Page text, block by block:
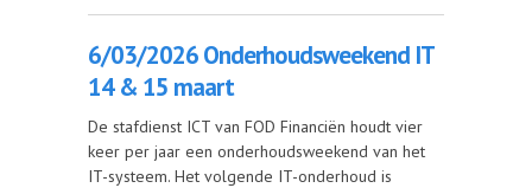
6/03/2026 Onderhoudsweekend IT
14 & 15 maart
De stafdienst ICT van FOD Financiën houdt vier
keer per jaar een onderhoudsweekend van het
IT-systeem. ​Het volgende IT-onderhoud is